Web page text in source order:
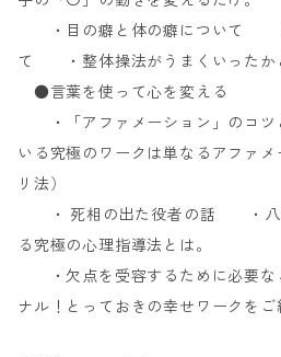
・目の癖と体の癖について ・
て ・整体操法がうまくいったか
●言葉を使って心を変える
・「アファメーション」のコ
いる究極のワークは単なるアファ
リ法）
・ 死相の出た役者の話 ・八
る究極の心理指導法とは。
・欠点を受容するために必要
ナル！とっておきの幸せワークをご